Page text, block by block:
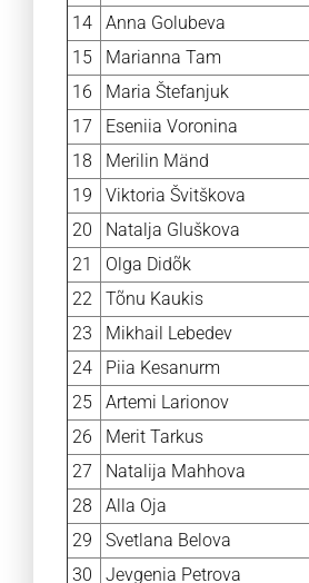
14
Anna Golubeva
15
Marianna Tam
16
Maria Štefanjuk
17
Eseniia Voronina
18
Merilin Mänd
19
Viktoria Švitškova
20
Natalja Gluškova
21
Olga Didõk
22
Tõnu Kaukis
23
Mikhail Lebedev
24
Piia Kesanurm
25
Artemi Larionov
26
Merit Tarkus
27
Natalija Mahhova
28
Alla Oja
29
Svetlana Belova
30
Jevgenia Petrova